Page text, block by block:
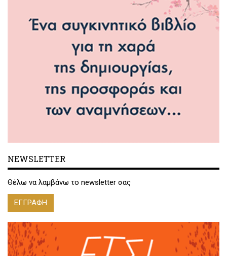
NEWSLETTER
Θέλω να λαμβάνω το newsletter σας
ΕΓΓΡΑΦΗ